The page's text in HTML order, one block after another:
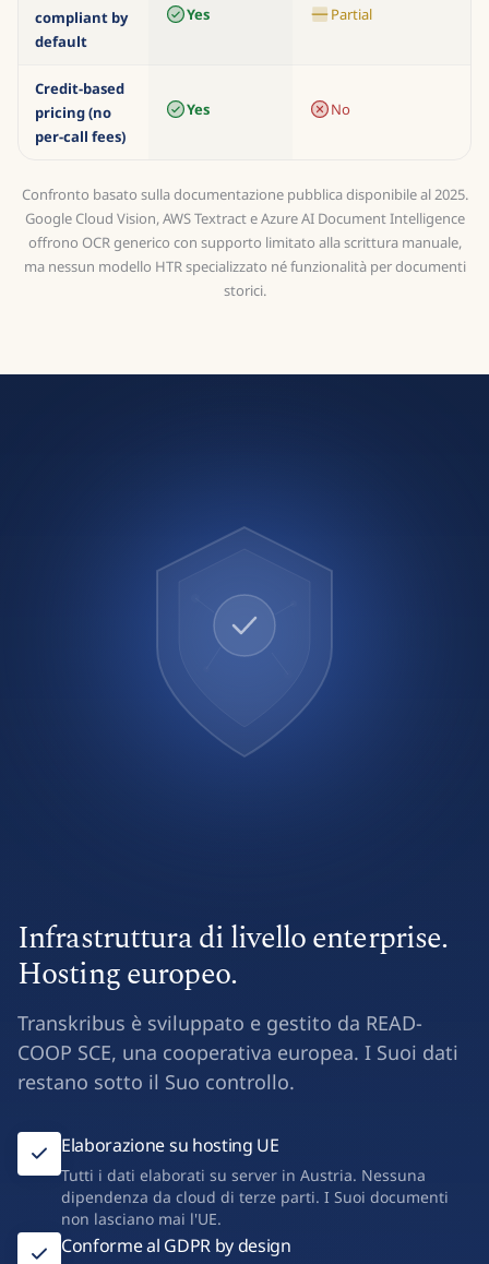
compliant by
default
Yes Partial
Credit-based
pricing (no
per-call fees)
Yes No
Confronto basato sulla documentazione pubblica disponibile al 2025.
Google Cloud Vision, AWS Textract e Azure AI Document Intelligence
offrono OCR generico con supporto limitato alla scrittura manuale,
ma nessun modello HTR specializzato né funzionalità per documenti
storici.
Infrastruttura di livello enterprise.
Hosting europeo.
Transkribus è sviluppato e gestito da READ-
COOP SCE, una cooperativa europea. I Suoi dati
restano sotto il Suo controllo.
Elaborazione su hosting UE
Tutti i dati elaborati su server in Austria. Nessuna
dipendenza da cloud di terze parti. I Suoi documenti
non lasciano mai l'UE.
Conforme al GDPR by design